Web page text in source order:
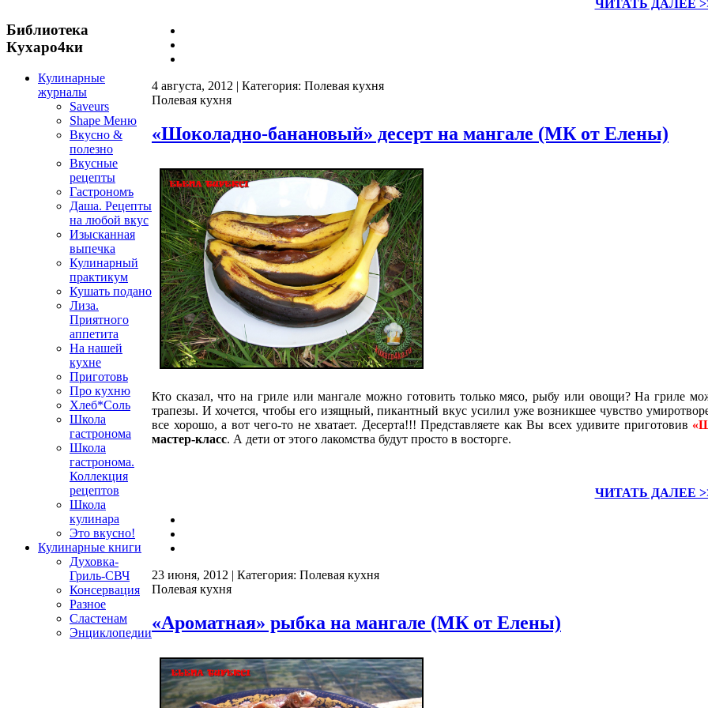
Библиотека
Кухаро4ки
Кулинарные
журналы
Saveurs
Shape Меню
Вкусно &
полезно
Вкусные
рецепты
Гастрономъ
Даша. Рецепты
на любой вкус
Изысканная
выпечка
Кулинарный
практикум
Кушать подано
Лиза.
Приятного
аппетита
На нашей
кухне
Приготовь
Про кухню
Хлеб*Соль
Школа
гастронома
Школа
гастронома.
Коллекция
рецептов
Школа
кулинара
Это вкусно!
Кулинарные книги
Духовка-
Гриль-СВЧ
Консервация
Разное
Сластенам
Энциклопедии
ЧИТАТЬ ДАЛЕЕ
4 августа, 2012 | Категория: Полевая кухня
Полевая кухня
«Шоколадно-банановый» десерт на мангале (МК от Елены)
Кто сказал, что на гриле или мангале можно готовить только мясо, рыбу или овощи? На гриле
трапезы. И хочется, чтобы его изящный, пикантный вкус усилил уже возникшее чувство
все хорошо, а вот чего-то не хватает. Десерта!!! Представляете как Вы всех удивите приготовив
мастер-класс. А дети от этого лакомства будут просто в восторге.
ЧИТАТЬ ДАЛЕЕ
23 июня, 2012 | Категория: Полевая кухня
Полевая кухня
«Ароматная» рыбка на мангале (МК от Елены)